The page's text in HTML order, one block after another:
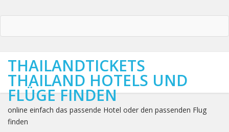
THAILANDTICKETS
THAILAND HOTELS UND
FLÜGE FINDEN
online einfach das passende Hotel oder den passenden Flug
finden